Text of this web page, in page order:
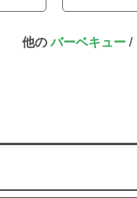
他のバーベキュー/